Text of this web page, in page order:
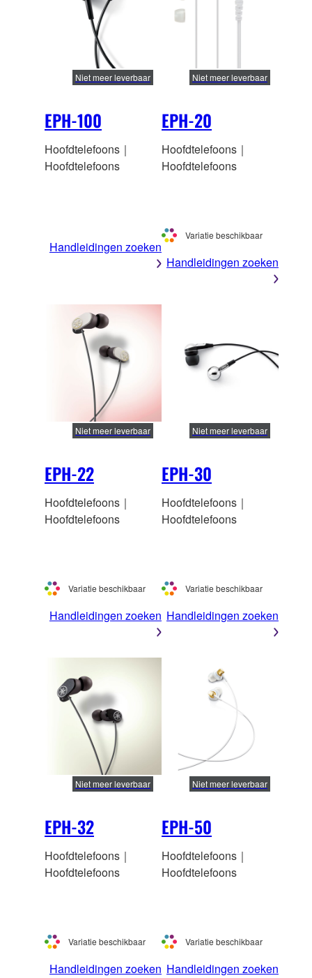
EPH-100
Niet meer leverbaar
Hoofdtelefoons｜
Hoofdtelefoons
Handleidingen zoeken
EPH-20
Niet meer leverbaar
Hoofdtelefoons｜
Hoofdtelefoons
Variatie beschikbaar
Handleidingen zoeken
EPH-22
Niet meer leverbaar
Hoofdtelefoons｜
Hoofdtelefoons
Variatie beschikbaar
Handleidingen zoeken
EPH-30
Niet meer leverbaar
Hoofdtelefoons｜
Hoofdtelefoons
Variatie beschikbaar
Handleidingen zoeken
EPH-32
Niet meer leverbaar
Hoofdtelefoons｜
Hoofdtelefoons
Variatie beschikbaar
Handleidingen zoeken
EPH-50
Niet meer leverbaar
Hoofdtelefoons｜
Hoofdtelefoons
Variatie beschikbaar
Handleidingen zoeken